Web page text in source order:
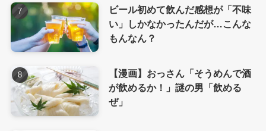
ビール初めて飲んだ感想が「不味
い」しかなかったんだが…こんな
もんなん？
【漫画】おっさん「そうめんで酒
が飲めるか！」謎の男「飲める
ぜ」